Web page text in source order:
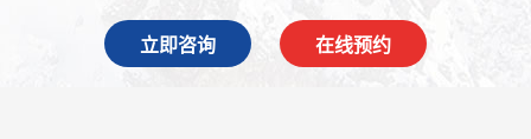
立即咨询 在线预约